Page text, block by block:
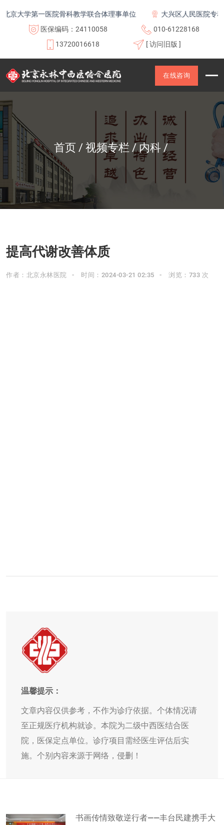
大学第一医院骨科教学联合体理事单位
大兴区人民医院专科
医保编码：24110058
010-61228168
13720016618
[ 访问旧版 ]
在线咨询
首页 视频专栏 内科
提高代谢改善体质
作者：北京永林医院 时间：2024-03-21 02:35 浏览：733 次
温馨提示：
文章内容仅供参考，不作为诊疗依据。个体情况请
至正规医疗机构就诊。本院为二级中西医结合医
院，医保定点单位。诊疗项目需经医生评估后实
施。个别内容来源于网络，侵删！
书画传情致敬逆行者——丰台民建携手大